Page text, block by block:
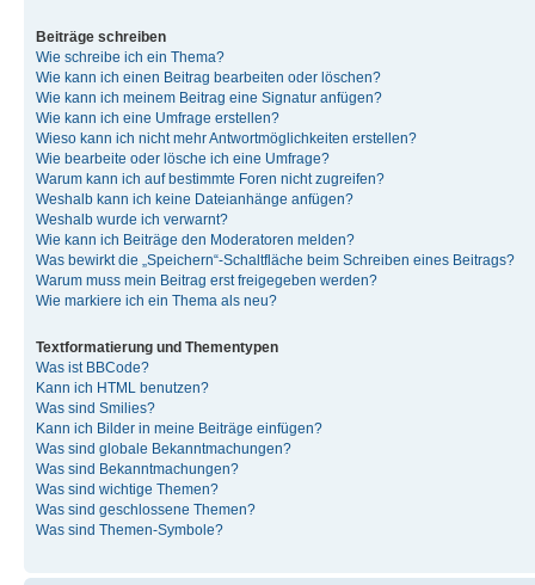
Beiträge schreiben
Wie schreibe ich ein Thema?
Wie kann ich einen Beitrag bearbeiten oder löschen?
Wie kann ich meinem Beitrag eine Signatur anfügen?
Wie kann ich eine Umfrage erstellen?
Wieso kann ich nicht mehr Antwortmöglichkeiten erstellen?
Wie bearbeite oder lösche ich eine Umfrage?
Warum kann ich auf bestimmte Foren nicht zugreifen?
Weshalb kann ich keine Dateianhänge anfügen?
Weshalb wurde ich verwarnt?
Wie kann ich Beiträge den Moderatoren melden?
Was bewirkt die „Speichern“-Schaltfläche beim Schreiben eines Beitrags?
Warum muss mein Beitrag erst freigegeben werden?
Wie markiere ich ein Thema als neu?
Textformatierung und Thementypen
Was ist BBCode?
Kann ich HTML benutzen?
Was sind Smilies?
Kann ich Bilder in meine Beiträge einfügen?
Was sind globale Bekanntmachungen?
Was sind Bekanntmachungen?
Was sind wichtige Themen?
Was sind geschlossene Themen?
Was sind Themen-Symbole?